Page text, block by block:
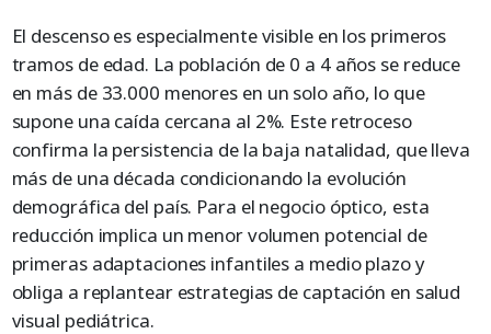
El descenso es especialmente visible en los primeros
tramos de edad. La población de 0 a 4 años se reduce
en más de 33.000 menores en un solo año, lo que
supone una caída cercana al 2%. Este retroceso
confirma la persistencia de la baja natalidad, que lleva
más de una década condicionando la evolución
demográfica del país. Para el negocio óptico, esta
reducción implica un menor volumen potencial de
primeras adaptaciones infantiles a medio plazo y
obliga a replantear estrategias de captación en salud
visual pediátrica.